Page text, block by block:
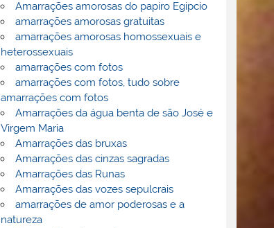
Amarrações amorosas do papiro Egipcio
amarrações amorosas gratuitas
amarrações amorosas homossexuais e
heterossexuais
amarrações com fotos
amarrações com fotos, tudo sobre
amarrações com fotos
Amarrações da água benta de são José e
Virgem Maria
Amarrações das bruxas
Amarrações das cinzas sagradas
Amarrações das Runas
Amarrações das vozes sepulcrais
amarrações de amor poderosas e a
natureza